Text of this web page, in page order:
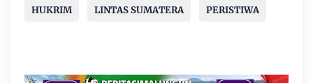
HUKRIM LINTAS SUMATERA PERISTIWA